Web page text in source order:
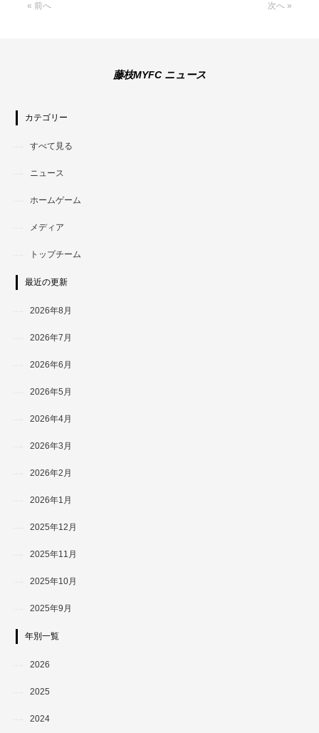
« 前へ 次へ »
藤枝MYFC ニュース
カテゴリー
すべて見る
ニュース
ホームゲーム
メディア
トップチーム
最近の更新
2026年8月
2026年7月
2026年6月
2026年5月
2026年4月
2026年3月
2026年2月
2026年1月
2025年12月
2025年11月
2025年10月
2025年9月
年別一覧
2026
2025
2024